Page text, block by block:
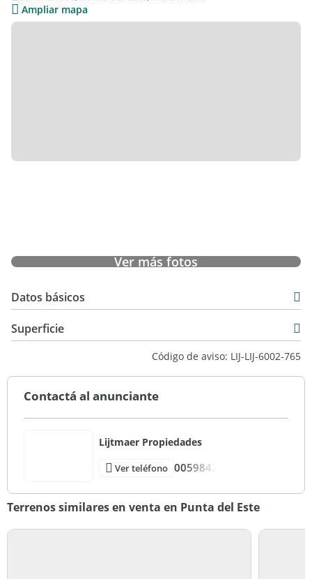
Ampliar mapa
Ver más fotos
Datos básicos
Superficie
Código de aviso: LIJ-LIJ-6002-765
Contactá al anunciante
Lijtmaer Propiedades
Ver teléfono 0059842
Terrenos similares en venta en Punta del Este